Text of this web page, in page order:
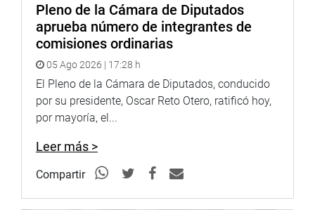
Pleno de la Cámara de Diputados
aprueba número de integrantes de
comisiones ordinarias
05 Ago 2026 | 17:28 h
El Pleno de la Cámara de Diputados, conducido
por su presidente, Oscar Reto Otero, ratificó hoy,
por mayoría, el...
Leer más >
Compartir